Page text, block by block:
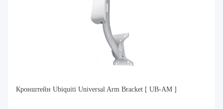
Кронштейн Ubiquiti Universal Arm Bracket [ UB-AM ]